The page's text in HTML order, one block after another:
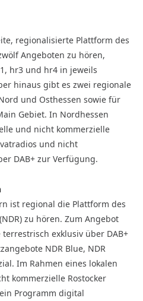
regionalisierte Plattform des
Angeboten zu hören,
hr3 und hr4 in jeweils
hinaus gibt es zwei regionale
und Osthessen sowie für
Gebiet. In Nordhessen
und nicht kommerzielle
und nicht
DAB+ zur Verfügung.
ist regional die Plattform des
zu hören. Zum Angebot
exklusiv über DAB+
NDR Blue, NDR
Im Rahmen eines lokalen
kommerzielle Rostocker
Programm digital